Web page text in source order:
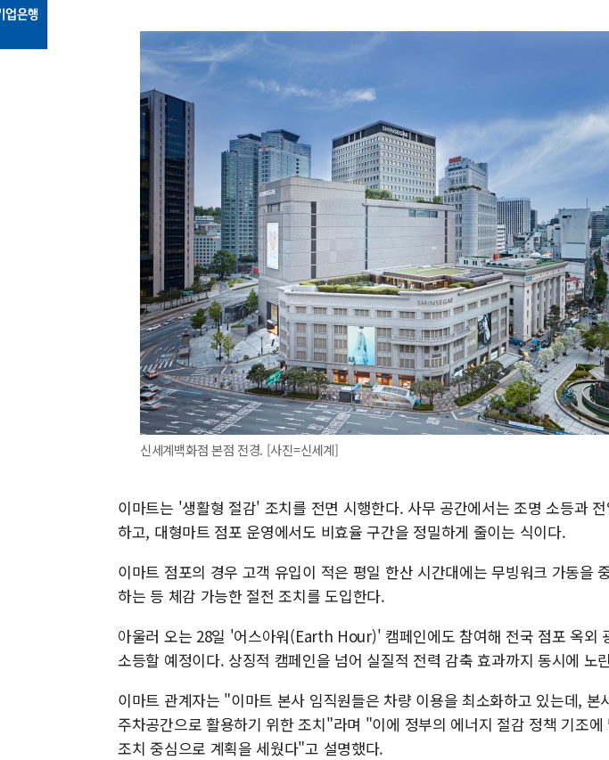
신세계백화점 본점 전경. [사진=신세계]
이마트는 '생활형 절감' 조치를 전면 시행한다. 사무 공간에서는 조명 소등과
하고, 대형마트 점포 운영에서도 비효율 구간을 정밀하게 줄이는 식이다.
이마트 점포의 경우 고객 유입이 적은 평일 한산 시간대에는 무빙워크 가동을
하는 등 체감 가능한 절전 조치를 도입한다.
아울러 오는 28일 '어스아워(Earth Hour)' 캠페인에도 참여해 전국 점포 옥외
소등할 예정이다. 상징적 캠페인을 넘어 실질적 전력 감축 효과까지 동시에 노
이마트 관계자는 "이마트 본사 임직원들은 차량 이용을 최소화하고 있는데, 본
주차공간으로 활용하기 위한 조치"라며 "이에 정부의 에너지 절감 정책 기조
조치 중심으로 계획을 세웠다"고 설명했다.